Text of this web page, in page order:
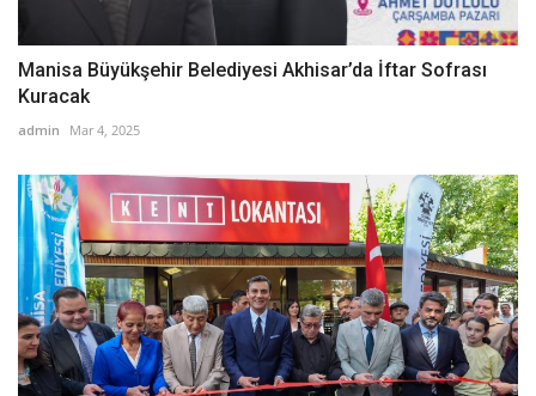
Manisa Büyükşehir Belediyesi Akhisar’da İftar Sofrası
Kuracak
admin Mar 4, 2025